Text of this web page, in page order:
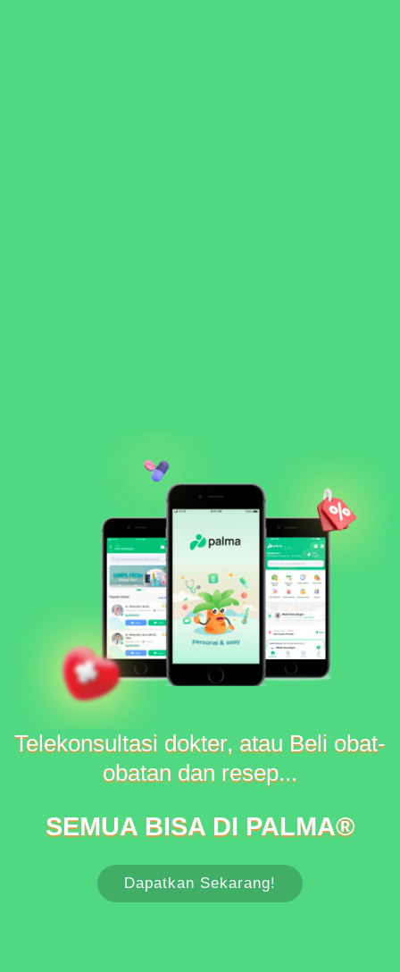
Telekonsultasi dokter, atau Beli obat-
obatan dan resep...
SEMUA BISA DI PALMA®
Dapatkan Sekarang!